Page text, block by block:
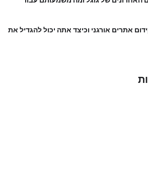
אתרים אורגני וכיצד אתה יכול להגדיל את